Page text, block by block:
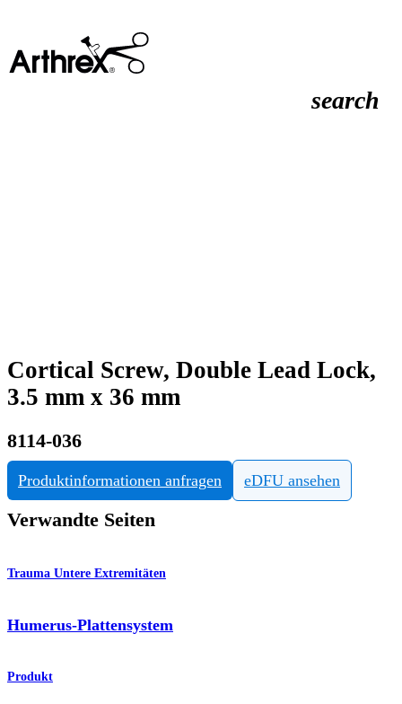
search
Cortical Screw, Double Lead Lock,
3.5 mm x 36 mm
8114-036
Produktinformationen anfragen eDFU ansehen
Verwandte Seiten
Trauma Untere Extremitäten
Humerus-Plattensystem
Produkt